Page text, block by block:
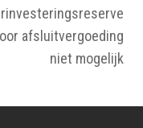
afsluitvergoeding
niet mogelijk